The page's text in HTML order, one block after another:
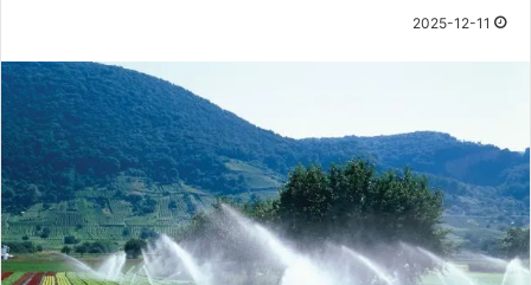
2025-12-11